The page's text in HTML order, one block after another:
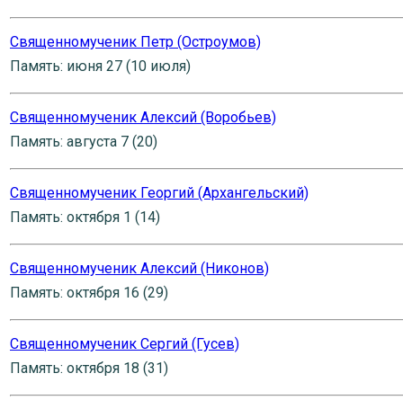
Священномученик Петр (Остроумов)
Память: июня 27 (10 июля)
Священномученик Алексий (Воробьев)
Память: августа 7 (20)
Священномученик Георгий (Архангельский)
Память: октября 1 (14)
Священномученик Алексий (Никонов)
Память: октября 16 (29)
Священномученик Сергий (Гусев)
Память: октября 18 (31)